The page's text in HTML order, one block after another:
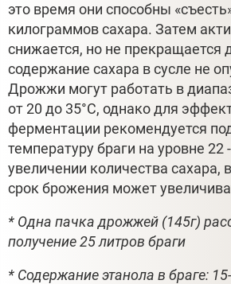
это время они способны
килограммов сахара. Затем
снижается, но не прекращается
содержание сахара в сусле не
Дрожжи могут работать в
от 20 до 35°С, однако для
ферментации рекомендуется
температуру браги на уровне 22
увеличении количества сахара,
срок брожения может
* Одна пачка дрожжей (145г)
получение 25 литров браги
* Содержание этанола в браге: